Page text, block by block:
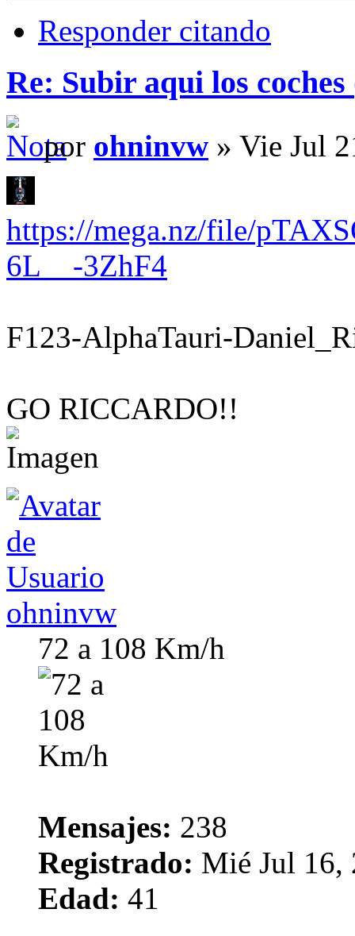
Responder citando
Re: Subir aqui los
por ohninvw » Vie Jul
https://mega.nz/file/
6L__-3ZhF4
F123-AlphaTauri-
GO RICCARDO!!
ohninvw
72 a 108 Km/h
Mensajes: 238
Registrado: Mié Jul 16,
Edad: 41